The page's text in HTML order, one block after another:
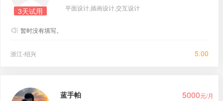
3天试用
平面设计,插画设计,交互设计
暂时没有填写。
浙江-绍兴 5.00
蓝手帕 5000元/月